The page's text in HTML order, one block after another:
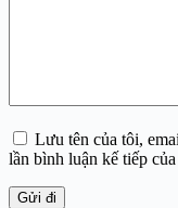
Lưu tên của tôi,
lần bình luận kế tiếp
Gửi đi